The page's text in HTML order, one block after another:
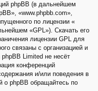
phpBB (в дальнейшем
«www.phpbb.com»,
по лицензии «
«GPL»). Скачать его
лицензии GPL для
связаны с организацией и
Limited не несёт
конференций
и/или поведения в
о phpBB обращайтесь по